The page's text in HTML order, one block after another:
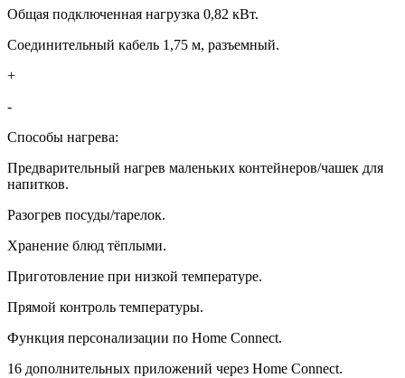
Общая подключенная нагрузка 0,82 кВт.
Соединительный кабель 1,75 м, разъемный.
+
-
Способы нагрева:
Предварительный нагрев маленьких контейнеров/чашек для
напитков.
Разогрев посуды/тарелок.
Хранение блюд тёплыми.
Приготовление при низкой температуре.
Прямой контроль температуры.
Функция персонализации по Home Connect.
16 дополнительных приложений через Home Connect.